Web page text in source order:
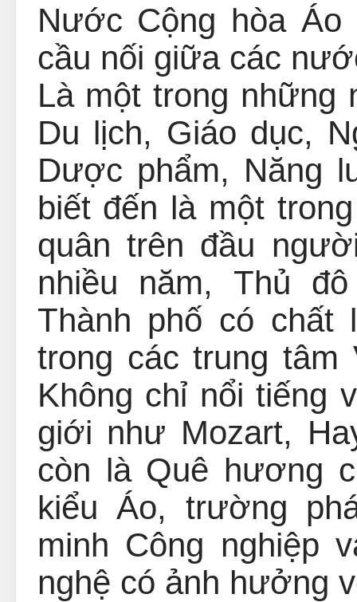
Nước Cộng hòa
cầu nối giữa các
Là một trong những
Du lịch, Giáo dục,
Dược phẩm, Năng
biết đến là một
quân trên đầu
nhiều năm, Thủ
Thành phố có
trong các trung
Không chỉ nổi tiếng
giới như Mozart,
còn là Quê hương
kiểu Áo, trường
minh Công nghiệp
nghệ có ảnh